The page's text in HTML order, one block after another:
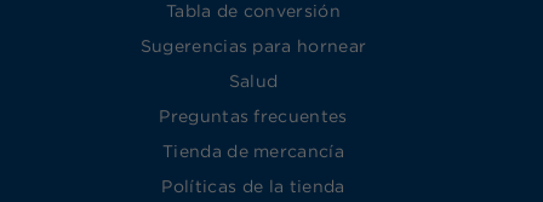
Tabla de conversión
Sugerencias para hornear
Salud
Preguntas frecuentes
Tienda de mercancía
Políticas de la tienda